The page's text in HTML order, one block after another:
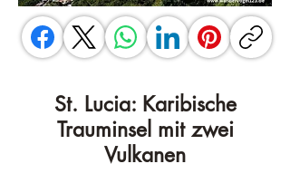
St. Lucia: Karibische
Trauminsel mit zwei
Vulkanen